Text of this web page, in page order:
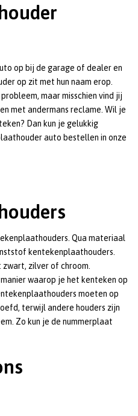
op bij de garage of dealer en
op zit met hun naam erop.
maar misschien vind jij
met andermans reclame. Wil je
Dan kun je gelukkig
auto bestellen in onze
Qua materiaal
kentekenplaathouders.
zwart, zilver of chroom.
waarop je het kenteken op
moeten op
terwijl andere houders zijn
Zo kun je de nummerplaat